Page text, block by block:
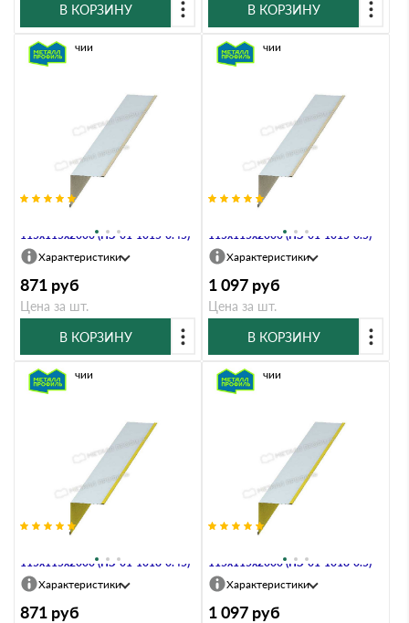
В КОРЗИНУ
В КОРЗИНУ
115х115х2000 (ПЭ-01-1015-0.45)
В наличии
Характеристики
871 руб
Цена за шт.
В КОРЗИНУ
115х115х2000 (ПЭ-01-1015-0.5)
В наличии
Характеристики
1 097 руб
Цена за шт.
В КОРЗИНУ
115х115х2000 (ПЭ-01-1018-0.45)
В наличии
Характеристики
871 руб
115х115х2000 (ПЭ-01-1018-0.5)
В наличии
Характеристики
1 097 руб